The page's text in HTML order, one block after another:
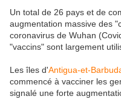
Un total de 26 pays et de
augmentation massive des
coronavirus de Wuhan
"vaccins" sont largement
Les îles d'Antigua-et-
commencé à vacciner les
signalé une forte